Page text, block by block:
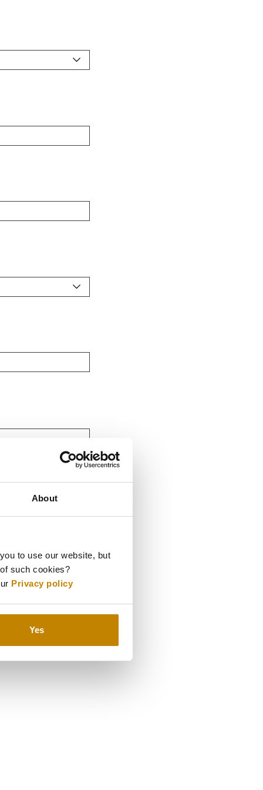
About
to use our website, but
such cookies?
Privacy policy
Yes